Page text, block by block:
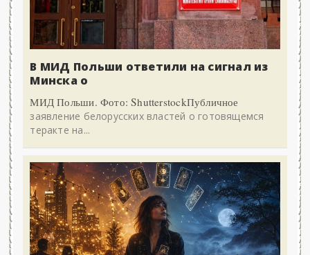
В МИД Польши ответили на сигнал из
Минска о
МИД Польши. Фото: ShutterstockПубличное
заявление белорусских властей о готовящемся
теракте на...